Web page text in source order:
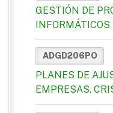
GESTIÓN DE
INFORMÁTICOS
ADGD206PO
PLANES DE
EMPRESAS.